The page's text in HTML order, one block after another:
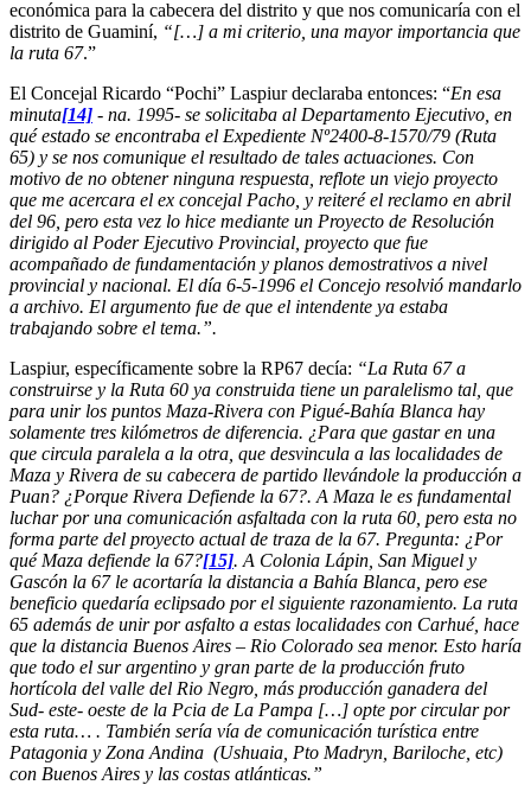
económica para la cabecera del distrito y que nos comunicaría con el
distrito de Guaminí, “[…] a mi criterio, una mayor importancia que
la ruta 67.”
El Concejal Ricardo “Pochi” Laspiur declaraba entonces: “En esa
minuta[14] - na. 1995- se solicitaba al Departamento Ejecutivo, en
qué estado se encontraba el Expediente Nº2400-8-1570/79 (Ruta
65) y se nos comunique el resultado de tales actuaciones. Con
motivo de no obtener ninguna respuesta, reflote un viejo proyecto
que me acercara el ex concejal Pacho, y reiteré el reclamo en abril
del 96, pero esta vez lo hice mediante un Proyecto de Resolución
dirigido al Poder Ejecutivo Provincial, proyecto que fue
acompañado de fundamentación y planos demostrativos a nivel
provincial y nacional. El día 6-5-1996 el Concejo resolvió mandarlo
a archivo. El argumento fue de que el intendente ya estaba
trabajando sobre el tema.”.
Laspiur, específicamente sobre la RP67 decía: “La Ruta 67 a
construirse y la Ruta 60 ya construida tiene un paralelismo tal, que
para unir los puntos Maza-Rivera con Pigué-Bahía Blanca hay
solamente tres kilómetros de diferencia. ¿Para que gastar en una
que circula paralela a la otra, que desvincula a las localidades de
Maza y Rivera de su cabecera de partido llevándole la producción a
Puan? ¿Porque Rivera Defiende la 67?. A Maza le es fundamental
luchar por una comunicación asfaltada con la ruta 60, pero esta no
forma parte del proyecto actual de traza de la 67. Pregunta: ¿Por
qué Maza defiende la 67?[15]. A Colonia Lápin, San Miguel y
Gascón la 67 le acortaría la distancia a Bahía Blanca, pero ese
beneficio quedaría eclipsado por el siguiente razonamiento. La ruta
65 además de unir por asfalto a estas localidades con Carhué, hace
que la distancia Buenos Aires – Rio Colorado sea menor. Esto haría
que todo el sur argentino y gran parte de la producción fruto
hortícola del valle del Rio Negro, más producción ganadera del
Sud- este- oeste de la Pcia de La Pampa […] opte por circular por
esta ruta… . También sería vía de comunicación turística entre
Patagonia y Zona Andina (Ushuaia, Pto Madryn, Bariloche, etc)
con Buenos Aires y las costas atlánticas.”